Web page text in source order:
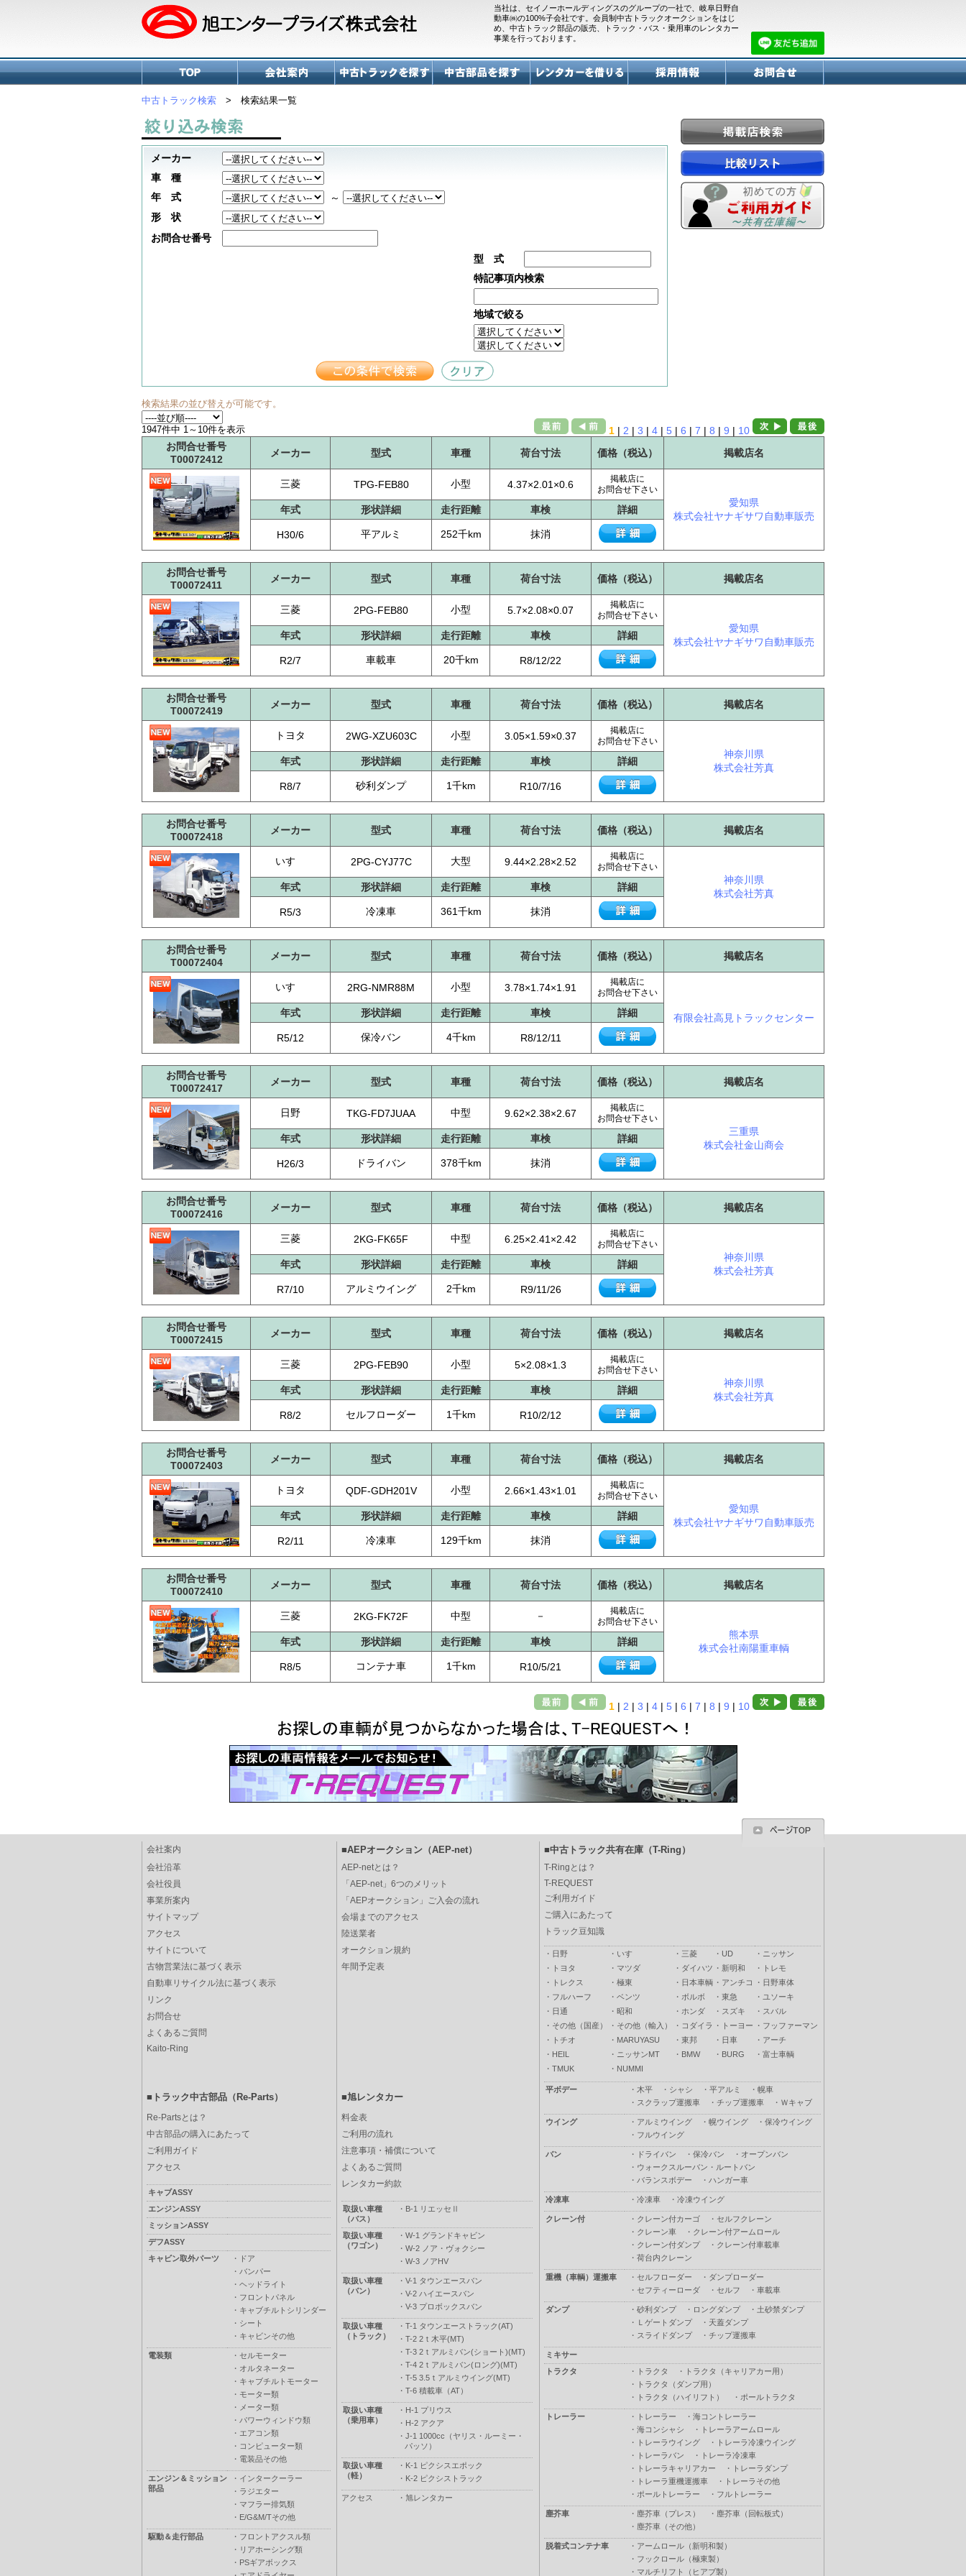
当社は、セイノーホールディングスのグループの一社で、岐阜日野自
動車㈱の100%子会社です。会員制中古トラックオークションをはじ
め、中古トラック部品の販売、トラック・バス・乗用車のレンタカー
事業を行っております。
中古トラック検索 > 検索結果一覧
メーカー
車 種
年 式
～
形 状
お問合せ番号
型 式
特記事項内検索
地域で絞る
検索結果の並び替えが可能です。
1947件中 1～10件を表示 1 | 2 | 3 | 4 | 5 | 6 | 7 | 8 | 9 | 10
お問合せ番号
T00072412
メーカー 型式 車種 荷台寸法 価格（税込） 掲載店名
三菱 TPG-FEB80 小型 4.37×2.01×0.6
掲載店に
お問合せ下さい
愛知県
株式会社ヤナギサワ自動車販売
年式 形状詳細 走行距離 車検 詳細
H30/6 平アルミ 252千km 抹消
お問合せ番号
T00072411
メーカー 型式 車種 荷台寸法 価格（税込） 掲載店名
三菱 2PG-FEB80 小型 5.7×2.08×0.07
掲載店に
お問合せ下さい
愛知県
株式会社ヤナギサワ自動車販売
年式 形状詳細 走行距離 車検 詳細
R2/7 車載車 20千km R8/12/22
お問合せ番号
T00072419
メーカー 型式 車種 荷台寸法 価格（税込） 掲載店名
トヨタ 2WG-XZU603C 小型 3.05×1.59×0.37
掲載店に
お問合せ下さい
神奈川県
株式会社芳真
年式 形状詳細 走行距離 車検 詳細
R8/7 砂利ダンプ 1千km R10/7/16
お問合せ番号
T00072418
メーカー 型式 車種 荷台寸法 価格（税込） 掲載店名
いすゞ 2PG-CYJ77C 大型 9.44×2.28×2.52
掲載店に
お問合せ下さい
神奈川県
株式会社芳真
年式 形状詳細 走行距離 車検 詳細
R5/3 冷凍車 361千km 抹消
お問合せ番号
T00072404
メーカー 型式 車種 荷台寸法 価格（税込） 掲載店名
いすゞ 2RG-NMR88M 小型 3.78×1.74×1.91
掲載店に
お問合せ下さい
有限会社高見トラックセンター
年式 形状詳細 走行距離 車検 詳細
R5/12 保冷バン 4千km R8/12/11
お問合せ番号
T00072417
メーカー 型式 車種 荷台寸法 価格（税込） 掲載店名
日野 TKG-FD7JUAA 中型 9.62×2.38×2.67
掲載店に
お問合せ下さい
三重県
株式会社金山商会
年式 形状詳細 走行距離 車検 詳細
H26/3 ドライバン 378千km 抹消
お問合せ番号
T00072416
メーカー 型式 車種 荷台寸法 価格（税込） 掲載店名
三菱 2KG-FK65F 中型 6.25×2.41×2.42
掲載店に
お問合せ下さい
神奈川県
株式会社芳真
年式 形状詳細 走行距離 車検 詳細
R7/10 アルミウイング 2千km R9/11/26
お問合せ番号
T00072415
メーカー 型式 車種 荷台寸法 価格（税込） 掲載店名
三菱 2PG-FEB90 小型 5×2.08×1.3
掲載店に
お問合せ下さい
神奈川県
株式会社芳真
年式 形状詳細 走行距離 車検 詳細
R8/2 セルフローダー 1千km R10/2/12
お問合せ番号
T00072403
メーカー 型式 車種 荷台寸法 価格（税込） 掲載店名
トヨタ QDF-GDH201V 小型 2.66×1.43×1.01
掲載店に
お問合せ下さい
愛知県
株式会社ヤナギサワ自動車販売
年式 形状詳細 走行距離 車検 詳細
R2/11 冷凍車 129千km 抹消
お問合せ番号
T00072410
メーカー 型式 車種 荷台寸法 価格（税込） 掲載店名
三菱 2KG-FK72F 中型 －
掲載店に
お問合せ下さい
熊本県
株式会社南陽重車輌
年式 形状詳細 走行距離 車検 詳細
R8/5 コンテナ車 1千km R10/5/21
1 | 2 | 3 | 4 | 5 | 6 | 7 | 8 | 9 | 10
会社案内 ■AEPオークション（AEP-net） ■中古トラック共有在庫（T-Ring）
会社沿革
会社役員
事業所案内
サイトマップ
アクセス
サイトについて
古物営業法に基づく表示
自動車リサイクル法に基づく表示
リンク
お問合せ
よくあるご質問
Kaito-Ring
AEP-netとは？
「AEP-net」6つのメリット
「AEPオークション」ご入会の流れ
会場までのアクセス
陸送業者
オークション規約
年間予定表
T-Ringとは？
T-REQUEST
ご利用ガイド
ご購入にあたって
トラック豆知識
・ 日野 ・ いすゞ ・ 三菱 ・ UD ・ ニッサン
・
トヨタ ・ マツダ ・ ダイハツ ・ 新明和 ・
トレモ
・
トレクス ・ 極東 ・ 日本車輌 ・ アンチコ ・ 日野車体
・ フルハーフ ・ ベンツ ・ ボルボ ・ 東急 ・ ユソーキ
・ 日通 ・ 昭和 ・ ホンダ ・ スズキ ・ スバル
・ その他（国産） ・ その他（輸入） ・ コダイラ ・ トーヨー ・ フッファーマン
・
トチオ ・ MARUYASU ・ 東邦 ・ 日車 ・ アーチ
・ HEIL ・ ニッサンMT ・ BMW ・ BURG ・ 富士車輌
・ TMUK ・ NUMMI
平ボデー ・ 木平 ・ シャシ ・ 平アルミ ・ 幌車
・ スクラップ運搬車 ・ チップ運搬車 ・ Ｗキャブ
ウイング ・ アルミウイング ・ 幌ウイング ・ 保冷ウイング
・ フルウイング
バン ・ ドライバン ・ 保冷バン ・ オープンバン
・ ウォークスルーバン・ルートバン
・ バランスボデー ・ ハンガー車
冷凍車 ・ 冷凍車 ・ 冷凍ウイング
クレーン付 ・ クレーン付カーゴ ・ セルフクレーン
・ クレーン車 ・ クレーン付アームロール
・ クレーン付ダンプ ・ クレーン付車載車
・ 荷台内クレーン
重機（車輌）運搬車 ・ セルフローダー ・ ダンプローダー
・ セフティーローダ ・ セルフ ・ 車載車
ダンプ ・ 砂利ダンプ ・ ロングダンプ ・ 土砂禁ダンプ
・ Ｌゲートダンプ ・ 天蓋ダンプ
・ スライドダンプ ・ チップ運搬車
ミキサー
トラクタ
・ トラクタ ・
トラクタ（キャリアカー用）
・
トラクタ（ダンプ用）
・
トラクタ（ハイリフト） ・ ポールトラクタ
トレーラー ・ トレーラー ・ 海コントレーラー
・ 海コンシャシ ・
トレーラアームロール
・
トレーラウイング ・
トレーラ冷凍ウイング
・
トレーラバン ・
トレーラ冷凍車
・
トレーラキャリアカー ・
トレーラダンプ
・
トレーラ重機運搬車 ・
トレーラその他
・ ポールトレーラー ・ フルトレーラー
塵芥車 ・ 塵芥車（プレス） ・ 塵芥車（回転板式）
・ 塵芥車（その他）
脱着式コンテナ車 ・ アームロール（新明和製）
・ フックロール（極東製）
・ マルチリフト（ヒアブ製）
■トラック中古部品（Re-Parts） ■旭レンタカー
Re-Partsとは？
中古部品の購入にあたって
ご利用ガイド
アクセス
キャブASSY
エンジンASSY
ミッションASSY
デフASSY
キャビン取外パーツ
・
ドア
・ バンパー
・ ヘッドライト
・ フロントパネル
・ キャブチルトシリンダー
・ シート
・ キャビンその他
電装類 ・ セルモーター
・ オルタネーター
・ キャブチルトモーター
・ モーター類
・ メーター類
・ パワーウィンドウ類
・ エアコン類
・ コンピューター類
・ 電装品その他
エンジン＆ミッション
部品
・ インタークーラー
・ ラジエター
・ マフラー排気類
・ E/G&M/Tその他
駆動＆走行部品 ・ フロントアクスル類
・ リアホーシング類
・ PSギアボックス
料金表
ご利用の流れ
注意事項・補償について
よくあるご質問
レンタカー約款
取扱い車種
（バス）
・ B-1 リエッセⅡ
取扱い車種
（ワゴン）
・ W-1 グランドキャビン
・ W-2 ノア・ヴォクシー
・ W-3 ノアHV
取扱い車種
（バン）
・ V-1 タウンエースバン
・ V-2 ハイエースバン
・ V-3 プロボックスバン
取扱い車種
（トラック）
・ T-1 タウンエーストラック(AT)
・ T-2 2ｔ木平(MT)
・ T-3 2ｔアルミバン(ショート)(MT)
・ T-4 2ｔアルミバン(ロング)(MT)
・ T-5 3.5ｔアルミウイング(MT)
・ T-6 積載車（AT）
取扱い車種
（乗用車）
・ H-1 プリウス
・ H-2 アクア
・ J-1 1000cc（ヤリス・ルーミー・
パッソ）
取扱い車種
（軽）
・ K-1 ピクシスエポック
・ K-2 ピクシストラック
アクセス ・ 旭レンタカー